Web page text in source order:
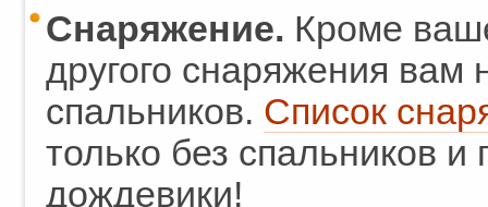
Снаряжение. Кроме
другого снаряжения вам
спальников. Список
только без спальников
дождевики!